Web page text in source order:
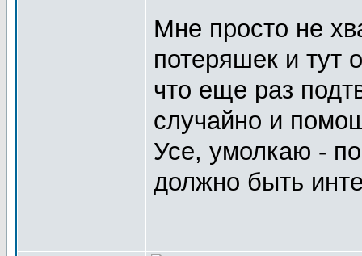
Мне просто не
потеряшек и тут
что еще раз
случайно и
Усе, умолкаю -
должно быть